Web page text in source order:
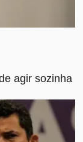
agir sozinha